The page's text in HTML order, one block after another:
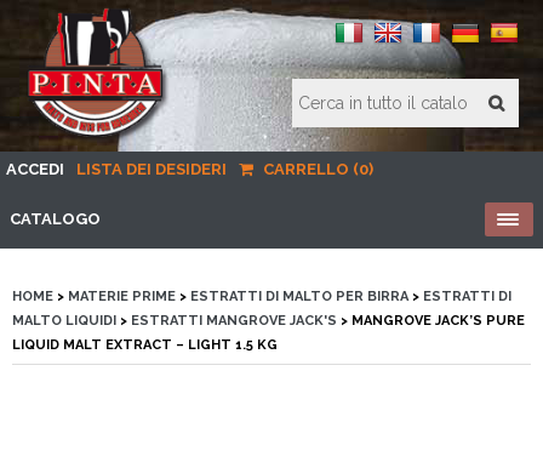
ACCEDI LISTA DEI DESIDERI CARRELLO (0)
CATALOGO
HOME > MATERIE PRIME > ESTRATTI DI MALTO PER BIRRA> ESTRATTI DI
MALTO LIQUIDI > ESTRATTI MANGROVE JACK'S > MANGROVE JACK’S PURE
LIQUID MALT EXTRACT – LIGHT 1.5 KG